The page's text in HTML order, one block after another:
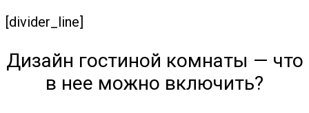
[divider_line]
Дизайн гостиной комнаты — что
в нее можно включить?